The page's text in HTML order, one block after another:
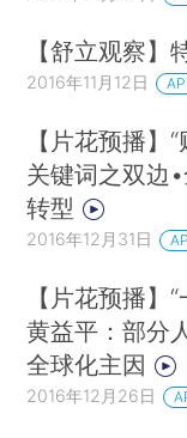
【舒立观察
2016年11月12日
【片花预播】
关键词之双边
转型
2016年12月31日
【片花预播】
黄益平：部分
全球化主因
2016年12月26日